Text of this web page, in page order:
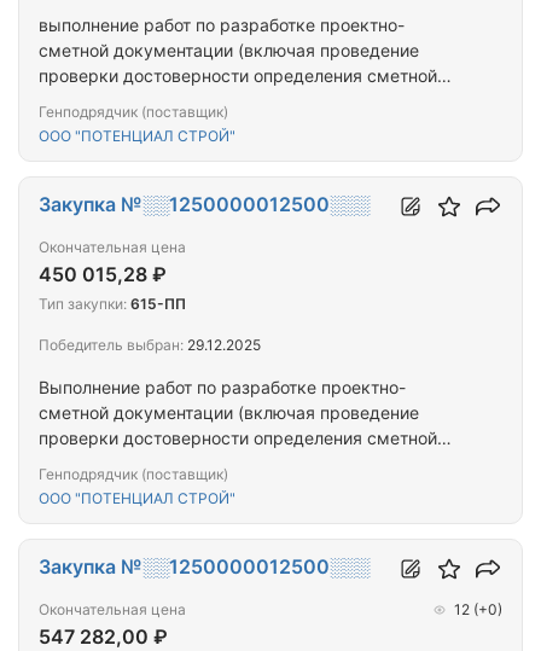
выполнение работ по разработке проектно-
сметной документации (включая проведение
проверки достоверности определения сметной
ремонту (замене) лифтового оборудования,
многоквартирного дома, расположенном по
адресу: Республика Тыва, г. Кызыл, ул. Ооржака
Генподрядчик (поставщик)
ООО "ПОТЕНЦИАЛ СТРОЙ"
Выполнение работ по разработке проектно-
сметной документации (включая проведение
проверки достоверности определения сметной
ремонту (замене) лифтового оборудования,
многоквартирном доме, расположенном по
адресу: Республика Тыва, г. Кызыл, ул. Ооржака
Генподрядчик (поставщик)
ООО "ПОТЕНЦИАЛ СТРОЙ"
Закупка №░░1250000012500░░░
Окончательная цена
450 015,28 ₽
Тип закупки: 615-ПП
Победитель выбран: 29.12.2025
Закупка №░░1250000012500░░░
Окончательная цена
547 282,00 ₽
12 (+0)